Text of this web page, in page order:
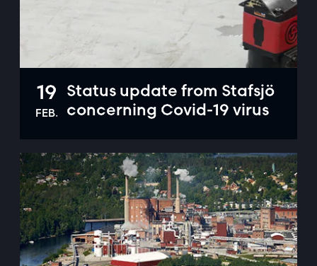
19
FEB.
Status update from Stafsjö
concerning Covid-19 virus